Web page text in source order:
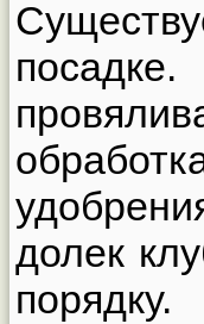
долек
порядку.